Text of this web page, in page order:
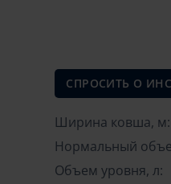
СПРОСИТЬ О
Ширина ковша, м:
Нормальный
Объем уровня, л: